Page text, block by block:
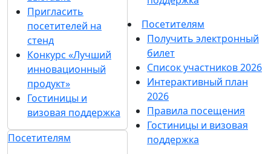
Пригласить
посетителей на
стенд
Конкурс «Лучший
инновационный
продукт»
Гостиницы и
визовая поддержка
Посетителям
Посетителям
Получить электронный
билет
Список участников 2026
Интерактивный план
2026
Правила посещения
Гостиницы и визовая
поддержка